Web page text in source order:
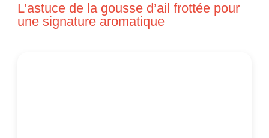
L’astuce de la gousse d’ail frottée pour
une signature aromatique